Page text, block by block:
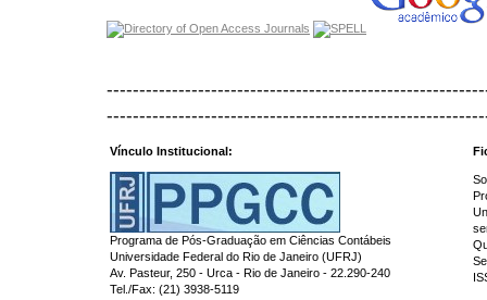
Vínculo Institucional:
Programa de Pós-Graduação em Ciências Contábeis
Universidade Federal do Rio de Janeiro (UFRJ)
Av. Pasteur, 250 - Urca - Rio de Janeiro - 22.290-240
Tel./Fax: (21) 3938-5119